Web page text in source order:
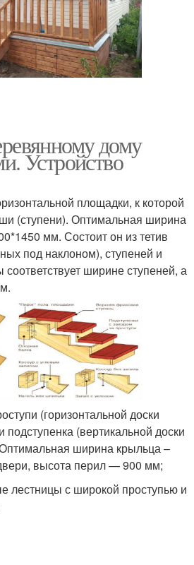
дому
Устройство
площадки, к которой
(ступени). Оптимальная ширина
мм. Состоит он из тетив
под наклоном), ступеней и
ширине ступеней, а
(горизонтальной доски
(вертикальной доски
ширина крыльца –
высота перил — 900 мм;
лестницы с широкой проступью и